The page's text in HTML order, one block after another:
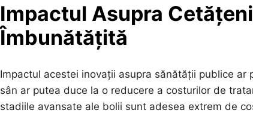
Impactul Asupra
Îmbunătățită
Impactul acestei inovații asupra sănătății publice
sân ar putea duce la o reducere a costurilor de
stadiile avansate ale bolii sunt adesea extrem de